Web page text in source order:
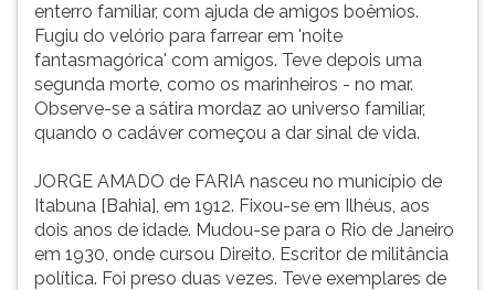
enterro familiar, com ajuda de amigos boêmios.
Fugiu do velório para farrear em 'noite
fantasmagórica' com amigos. Teve depois uma
segunda morte, como os marinheiros - no mar.
Observe-se a sátira mordaz ao universo familiar,
quando o cadáver começou a dar sinal de vida.
JORGE AMADO de FARIA nasceu no município de
Itabuna [Bahia], em 1912. Fixou-se em Ilhéus, aos
dois anos de idade. Mudou-se para o Rio de Janeiro
em 1930, onde cursou Direito. Escritor de militância
política. Foi preso duas vezes. Teve exemplares de